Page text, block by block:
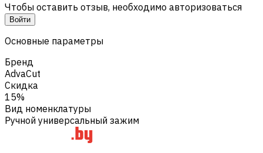
Чтобы оставить отзыв, необходимо авторизоваться
Войти
Основные параметры
Бренд
AdvaCut
Скидка
15%
Вид номенклатуры
Ручной универсальный зажим